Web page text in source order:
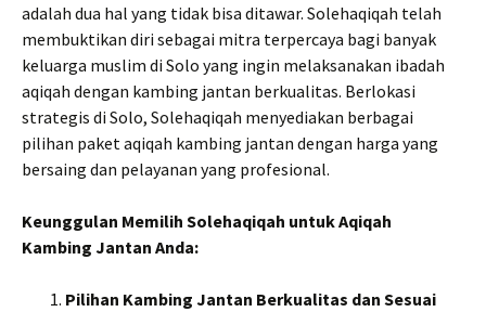
adalah dua hal yang tidak bisa ditawar. Solehaqiqah telah
membuktikan diri sebagai mitra terpercaya bagi banyak
keluarga muslim di Solo yang ingin melaksanakan ibadah
aqiqah dengan kambing jantan berkualitas. Berlokasi
strategis di Solo, Solehaqiqah menyediakan berbagai
pilihan paket aqiqah kambing jantan dengan harga yang
bersaing dan pelayanan yang profesional.
Keunggulan Memilih Solehaqiqah untuk Aqiqah
Kambing Jantan Anda:
Pilihan Kambing Jantan Berkualitas dan Sesuai